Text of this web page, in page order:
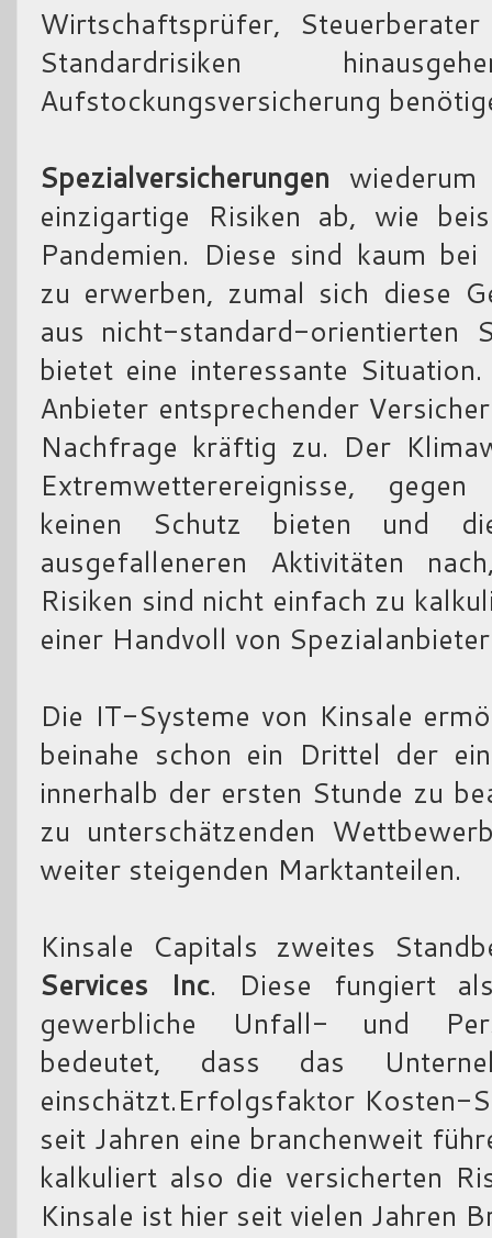
Wirtschaftsprüfer,
Standardrisiken
Aufstockungsversicherung
Spezialversicherungen
einzigartige Risiken ab, wie
Pandemien. Diese sind kaum
zu erwerben, zumal sich diese
aus nicht-standard-orientierten
bietet eine interessante
Anbieter entsprechender
Nachfrage kräftig zu. Der
Extremwetterereignisse,
keinen Schutz bieten und
ausgefalleneren Aktivitäten
Risiken sind nicht einfach zu
einer Handvoll von
Die IT-Systeme von Kinsale
beinahe schon ein Drittel der
innerhalb der ersten Stunde zu
zu unterschätzenden
weiter steigenden Marktanteilen.
Kinsale Capitals zweites
Services Inc. Diese fungiert
gewerbliche Unfall- und
bedeutet, dass das
einschätzt.Erfolgsfaktor Kosten-
seit Jahren eine branchenweit
kalkuliert also die versicherten
Kinsale ist hier seit vielen Jahren